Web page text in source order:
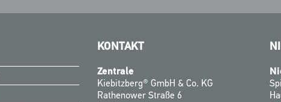
KONTAKT
Zentrale
Kiebitzberg® GmbH & Co. KG
Rathenower Straße 6